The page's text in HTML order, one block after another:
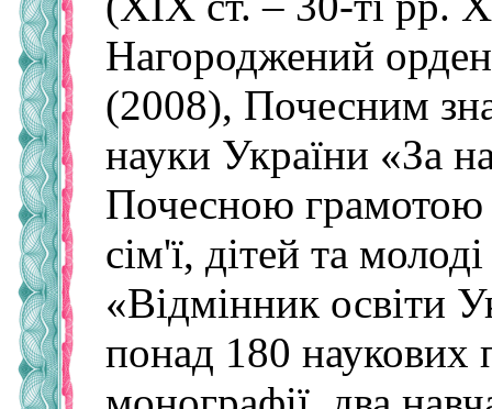
Нагороджений
(2008), Почесним
науки України «За
Почесною грамотою
сім'ї, дітей та
«Відмінник освіти
понад 180 наукових